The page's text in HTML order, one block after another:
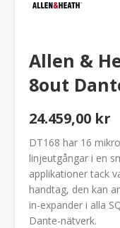
Allen &
8out
24.459,00 kr
DT168 har 16
linjeutgångar i en
applikationer tack
handtag, den kan
in-expander i alla
Dante-nätverk.